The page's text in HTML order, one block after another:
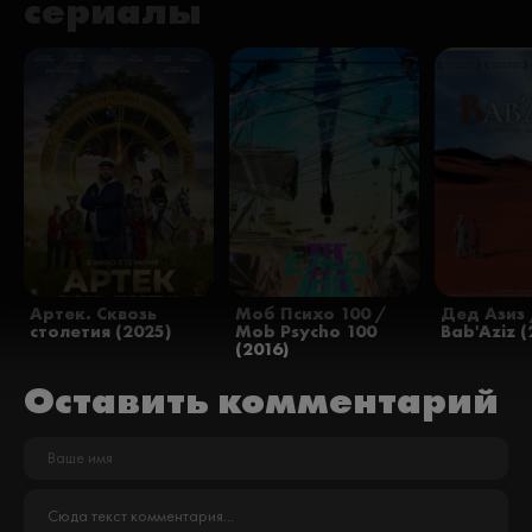
Артек. Сквозь
столетия (2025)
Моб Психо 100 /
Mob Psycho 100
(2016)
Дед
Bab'Aziz
Оставить комментарий